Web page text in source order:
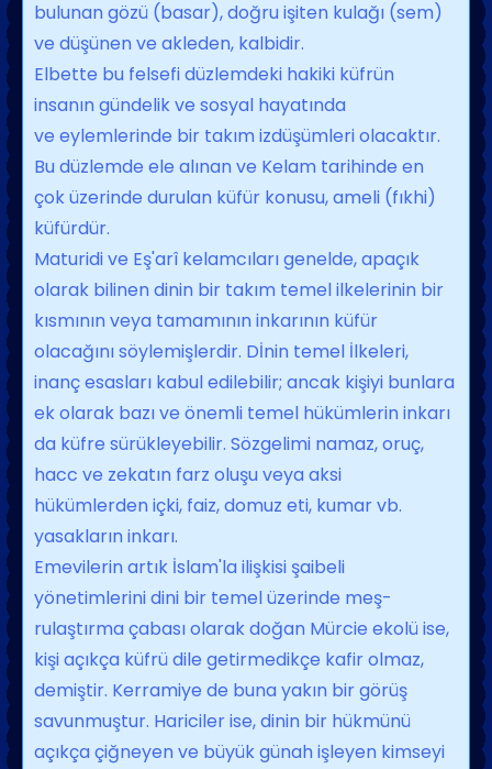
bulunan gözü (basar), doğru işiten kulağı (sem)
ve düşünen ve akleden, kalbidir.
Elbette bu felsefi düzlemdeki hakiki küf­rün
insanın gündelik ve sosyal hayatında
ve eylemlerinde bir takım izdüşümleri ola­caktır.
Bu düzlemde ele alınan ve Kelam tarihinde en
çok üzerinde durulan küfür konusu, ameli (fıkhi)
küfürdür.
Maturidi ve Eş'arî kelamcıları genelde, apaçık
olarak bilinen dinin bir takım te­mel ilkelerinin bir
kısmının veya tamamı­nın inkarının küfür
olacağını söylemişler­dir. Dİnin temel İlkeleri,
inanç esasları ka­bul edilebilir; ancak kişiyi bunlara
ek ola­rak bazı ve önemli temel hükümlerin inka­rı
da küfre sürükleyebilir. Sözgelimi na­maz, oruç,
hacc ve zekatın farz oluşu veya aksi
hükümlerden içki, faiz, domuz eti, kumar vb.
yasakların inkarı.
Emevilerin artık İslam'la ilişkisi şaibeli
yönetimlerini dini bir temel üzerinde meş­
rulaştırma çabası olarak doğan Mürcie ekolü ise,
kişi açıkça küfrü dile getirme­dikçe kafir olmaz,
demiştir. Kerramiye de buna yakın bir görüş
savunmuştur. Ha­riciler ise, dinin bir hükmünü
açıkça çiğ­neyen ve büyük günah işleyen kimseyi